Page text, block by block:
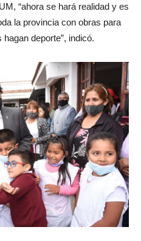
“ahora se hará realidad y es
la provincia con obras para
deporte”, indicó.